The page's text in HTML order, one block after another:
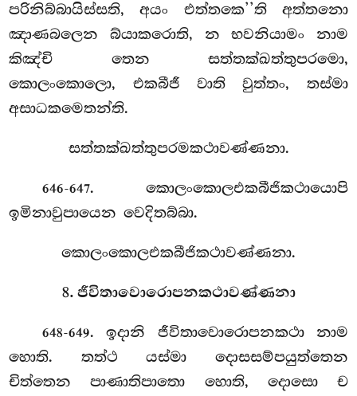
පරිනිබ්බායිස්සති, අයං එත්තකෙ’’ති අත්තනො
ඤාණබලෙන බ්යාකරොති, න භවනියාමං නාම
කිඤ්චි තෙන සත්තක්ඛත්තුපරමො,
කොලංකොලො, එකබීජී වාති වුත්තං, තස්මා
අසාධකමෙතන්ති.
සත්තක්ඛත්තුපරමකථාවණ්ණනා.
646-647. කොලංකොලඑකබීජිකථායොපි
ඉමිනාවුපායෙන වෙදිතබ්බා.
කොලංකොලඑකබීජිකථාවණ්ණනා.
8. ජීවිතාවොරොපනකථාවණ්ණනා
648-649. ඉදානි ජීවිතාවොරොපනකථා නාම
හොති. තත්ථ යස්මා දොසසම්පයුත්තෙන
චිත්තෙන පාණාතිපාතො හොති, දොසො ච